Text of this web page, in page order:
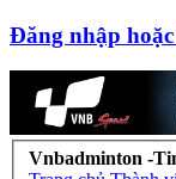
Đăng nhập
Vnbadminton -